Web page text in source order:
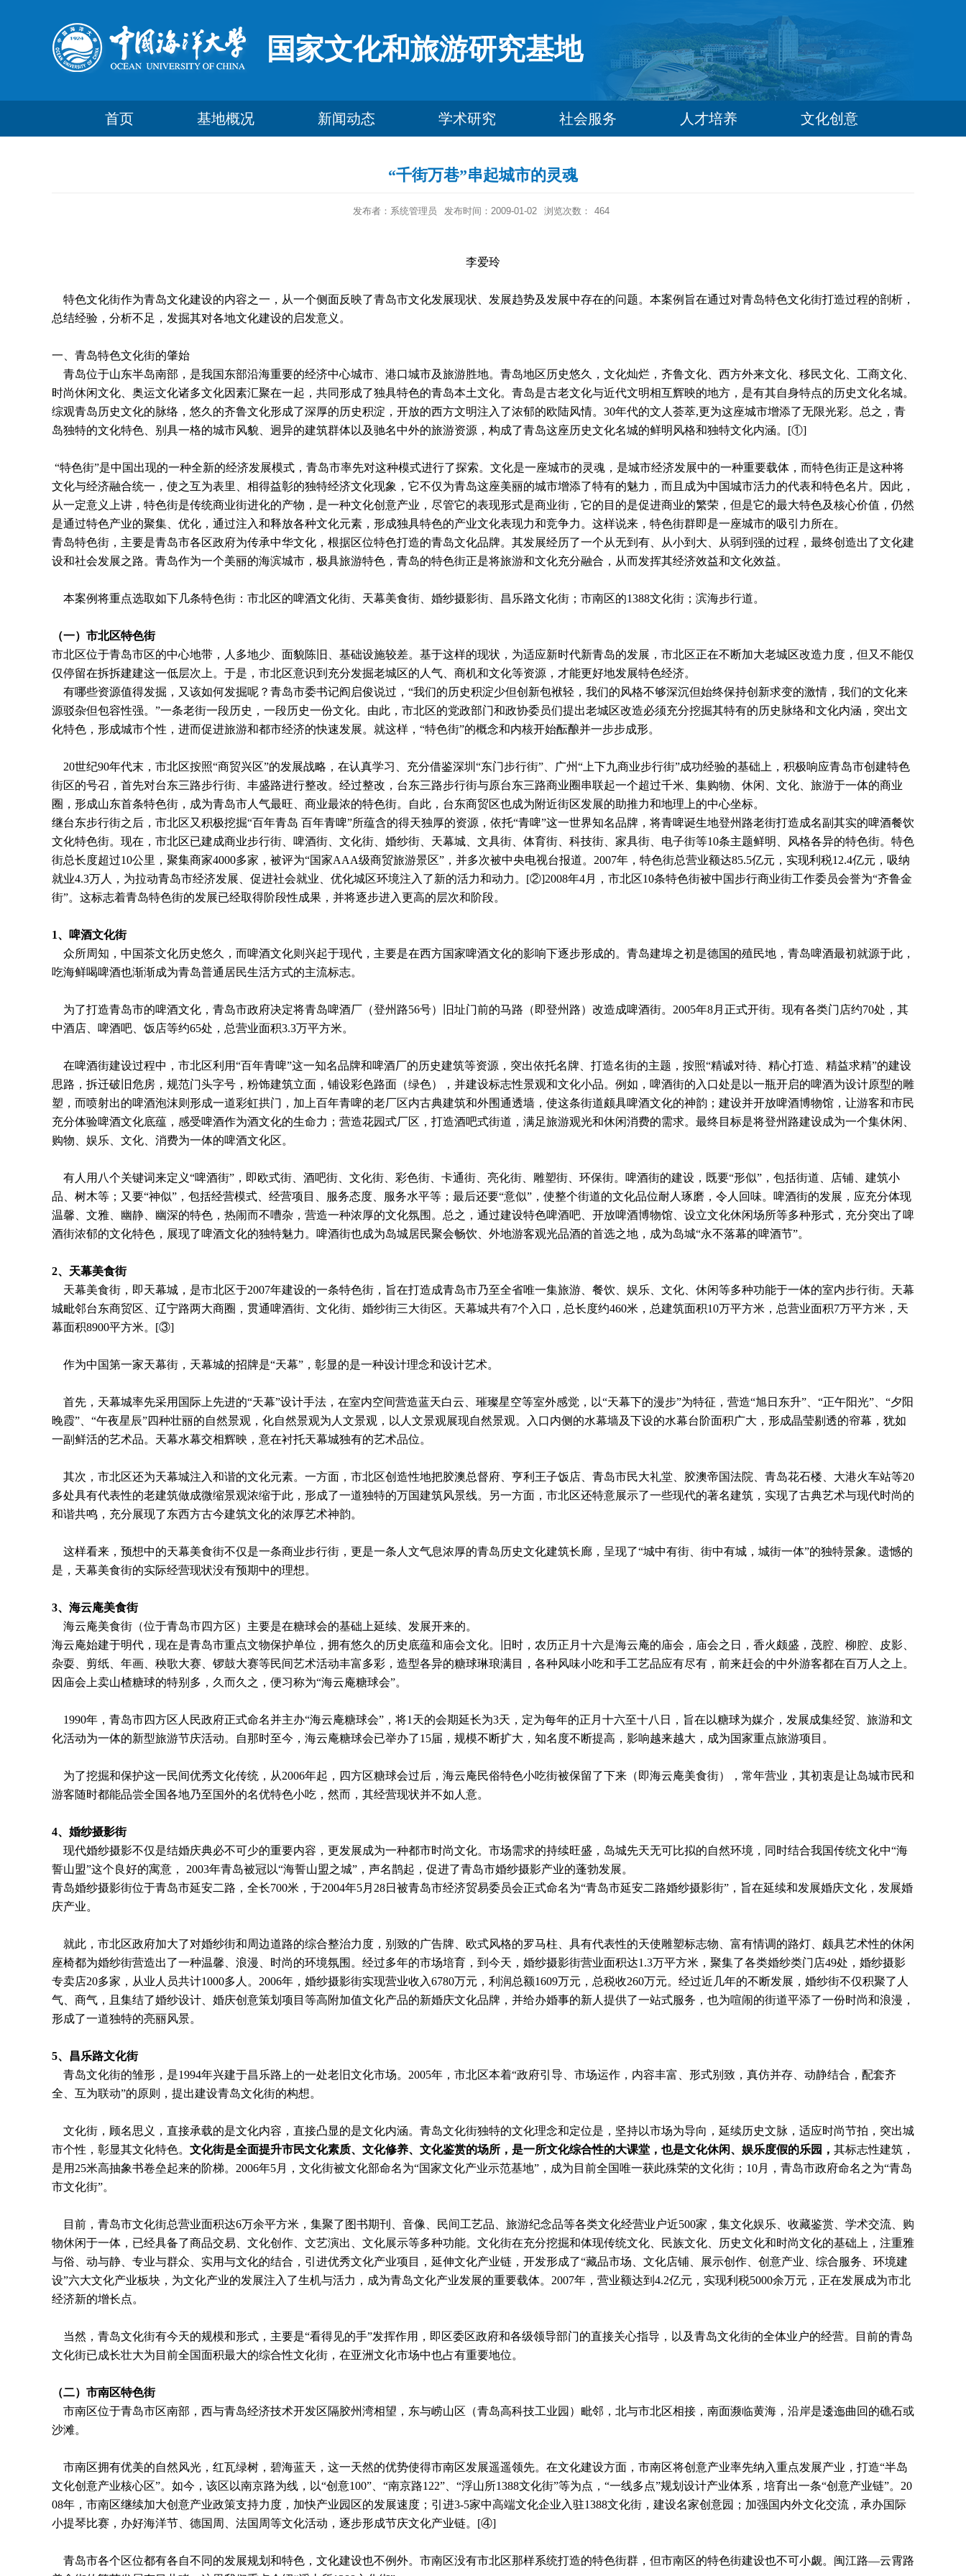
国家文化和旅游研究基地
首页 基地概况 新闻动态 学术研究 社会服务 人才培养 文化创意
“千街万巷”串起城市的灵魂
发布者：系统管理员 发布时间：2009-01-02 浏览次数： 464
李爱玲
特色文化街作为青岛文化建设的内容之一，从一个侧面反映了青岛市文化发展现状、发展趋势及发展中存在的问题。本案例旨在通过对青岛特色文化街打造过程的剖析，
总结经验，分析不足，发掘其对各地文化建设的启发意义。
一、青岛特色文化街的肇始
青岛位于山东半岛南部，是我国东部沿海重要的经济中心城市、港口城市及旅游胜地。青岛地区历史悠久，文化灿烂，齐鲁文化、西方外来文化、移民文化、工商文化、
时尚休闲文化、奥运文化诸多文化因素汇聚在一起，共同形成了独具特色的青岛本土文化。青岛是古老文化与近代文明相互辉映的地方，是有其自身特点的历史文化名城。
综观青岛历史文化的脉络，悠久的齐鲁文化形成了深厚的历史积淀，开放的西方文明注入了浓郁的欧陆风情。30年代的文人荟萃,更为这座城市增添了无限光彩。总之，青
岛独特的文化特色、别具一格的城市风貌、迥异的建筑群体以及驰名中外的旅游资源，构成了青岛这座历史文化名城的鲜明风格和独特文化内涵。 [①]
“特色街”是中国出现的一种全新的经济发展模式，青岛市率先对这种模式进行了探索。文化是一座城市的灵魂，是城市经济发展中的一种重要载体，而特色街正是这种将
文化与经济融合统一，使之互为表里、相得益彰的独特经济文化现象，它不仅为青岛这座美丽的城市增添了特有的魅力，而且成为中国城市活力的代表和特色名片。因此，
从一定意义上讲，特色街是传统商业街进化的产物，是一种文化创意产业，尽管它的表现形式是商业街，它的目的是促进商业的繁荣，但是它的最大特色及核心价值，仍然
是通过特色产业的聚集、优化，通过注入和释放各种文化元素，形成独具特色的产业文化表现力和竞争力。这样说来，特色街群即是一座城市的吸引力所在。
青岛特色街，主要是青岛市各区政府为传承中华文化，根据区位特色打造的青岛文化品牌。其发展经历了一个从无到有、从小到大、从弱到强的过程，最终创造出了文化建
设和社会发展之路。青岛作为一个美丽的海滨城市，极具旅游特色，青岛的特色街正是将旅游和文化充分融合，从而发挥其经济效益和文化效益。
本案例将重点选取如下几条特色街：市北区的啤酒文化街、天幕美食街、婚纱摄影街、昌乐路文化街；市南区的1388文化街；滨海步行道。
（一）市北区特色街
市北区位于青岛市区的中心地带，人多地少、面貌陈旧、基础设施较差。基于这样的现状，为适应新时代新青岛的发展，市北区正在不断加大老城区改造力度，但又不能仅
仅停留在拆拆建建这一低层次上。于是，市北区意识到充分发掘老城区的人气、商机和文化等资源，才能更好地发展特色经济。
有哪些资源值得发掘，又该如何发掘呢？青岛市委书记阎启俊说过，“我们的历史积淀少但创新包袱轻，我们的风格不够深沉但始终保持创新求变的激情，我们的文化来
源驳杂但包容性强。”一条老街一段历史，一段历史一份文化。由此，市北区的党政部门和政协委员们提出老城区改造必须充分挖掘其特有的历史脉络和文化内涵，突出文
化特色，形成城市个性，进而促进旅游和都市经济的快速发展。就这样，“特色街”的概念和内核开始酝酿并一步步成形。
20世纪90年代末，市北区按照“商贸兴区”的发展战略，在认真学习、充分借鉴深圳“东门步行街”、广州“上下九商业步行街”成功经验的基础上，积极响应青岛市创建特色
街区的号召，首先对台东三路步行街、丰盛路进行整改。经过整改，台东三路步行街与原台东三路商业圈串联起一个超过千米、集购物、休闲、文化、旅游于一体的商业
圈，形成山东首条特色街，成为青岛市人气最旺、商业最浓的特色街。自此，台东商贸区也成为附近街区发展的助推力和地理上的中心坐标。
继台东步行街之后，市北区又积极挖掘“百年青岛 百年青啤”所蕴含的得天独厚的资源，依托“青啤”这一世界知名品牌，将青啤诞生地登州路老街打造成名副其实的啤酒餐饮
文化特色街。现在，市北区已建成商业步行街 、啤酒街、文化街、 婚纱街 天幕城 文具街 体育街 科技街 家具街 电子街等10条主题鲜明、风格各异的特色街。特色
街总长度超过10公里，聚集商家4000多家，被评为“国家AAA级商贸旅游景区”，并多次被中央电视台报道。2007年，特色街总营业额达85.5亿元，实现利税12.4亿元，吸纳
就业4.3万人，为拉动青岛市经济发展、促进社会就业、优化城区环境注入了新的活力和动力。 [②]2008年4月，市北区10条特色街被中国步行商业街工作委员会誉为“齐鲁金
街”。这标志着青岛特色街的发展已经取得阶段性成果，并将逐步进入更高的层次和阶段。
1、啤酒文化街
众所周知，中国茶文化历史悠久，而啤酒文化则兴起于现代，主要是在西方国家啤酒文化的影响下逐步形成的。青岛建埠之初是德国的殖民地，青岛啤酒最初就源于此，
吃海鲜喝啤酒也渐渐成为青岛普通居民生活方式的主流标志。
为了打造青岛市的啤酒文化，青岛市政府决定将青岛啤酒厂（登州路56号）旧址门前的马路（即登州路）改造成啤酒街。2005年8月正式开街。现有各类门店约70处，其
中酒店、啤酒吧、饭店等约65处，总营业面积3.3万平方米。
在啤酒街建设过程中，市北区利用“百年青啤”这一知名品牌和啤酒厂的历史建筑等资源，突出依托名牌、打造名街的主题，按照“精诚对待、精心打造、精益求精”的建设
思路，拆迁破旧危房，规范门头字号，粉饰建筑立面，铺设彩色路面（绿色），并建设标志性景观和文化小品。例如，啤酒街的入口处是以一瓶开启的啤酒为设计原型的雕
塑，而喷射出的啤酒泡沫则形成一道彩虹拱门，加上百年青啤的老厂区内古典建筑和外围通透墙，使这条街道颇具啤酒文化的神韵；建设并开放啤酒博物馆，让游客和市民
充分体验啤酒文化底蕴，感受啤酒作为酒文化的生命力；营造花园式厂区，打造酒吧式街道，满足旅游观光和休闲消费的需求。最终目标是将登州路建设成为一个集休闲、
购物、娱乐、文化、消费为一体的啤酒文化区。
有人用八个关键词来定义“啤酒街”，即欧式街、酒吧街、文化街、彩色街、卡通街、亮化街、雕塑街、环保街。啤酒街的建设，既要“形似”，包括街道、店铺、建筑小
品、树木等；又要“神似”，包括经营模式、经营项目、服务态度、服务水平等；最后还要“意似”，使整个街道的文化品位耐人琢磨，令人回味。啤酒街的发展，应充分体现
温馨、文雅、幽静、幽深的特色，热闹而不嘈杂，营造一种浓厚的文化氛围。总之，通过建设特色啤酒吧、开放啤酒博物馆、设立文化休闲场所等多种形式，充分突出了啤
酒街浓郁的文化特色，展现了啤酒文化的独特魅力。啤酒街也成为岛城居民聚会畅饮、外地游客观光品酒的首选之地，成为岛城“永不落幕的啤酒节”。
2、天幕美食街
天幕美食街，即天幕城，是市北区于2007年建设的一条特色街，旨在打造成青岛市乃至全省唯一集旅游、餐饮、娱乐、文化、休闲等多种功能于一体的室内步行街。天幕
城毗邻台东商贸区、辽宁路两大商圈，贯通啤酒街、文化街、婚纱街三大街区。天幕城共有7个入口，总长度约460米，总建筑面积10万平方米，总营业面积7万平方米，天
幕面积8900平方米。 [③]
作为中国第一家天幕街，天幕城的招牌是“天幕”，彰显的是一种设计理念和设计艺术。
首先，天幕城率先采用国际上先进的“天幕”设计手法，在室内空间营造蓝天白云、璀璨星空等室外感觉，以“天幕下的漫步”为特征，营造“旭日东升”、“正午阳光”、“夕阳
晚霞”、“午夜星辰”四种壮丽的自然景观，化自然景观为人文景观，以人文景观展现自然景观。入口内侧的水幕墙及下设的水幕台阶面积广大，形成晶莹剔透的帘幕，犹如
一副鲜活的艺术品。天幕水幕交相辉映，意在衬托天幕城独有的艺术品位。
其次，市北区还为天幕城注入和谐的文化元素。一方面，市北区创造性地把胶澳总督府、亨利王子饭店、青岛市民大礼堂、胶澳帝国法院、青岛花石楼、大港火车站等20
多处具有代表性的老建筑做成微缩景观浓缩于此，形成了一道独特的万国建筑风景线。另一方面，市北区还特意展示了一些现代的著名建筑，实现了古典艺术与现代时尚的
和谐共鸣，充分展现了东西方古今建筑文化的浓厚艺术神韵。
这样看来，预想中的天幕美食街不仅是一条商业步行街，更是一条人文气息浓厚的青岛历史文化建筑长廊，呈现了“城中有街、街中有城，城街一体”的独特景象。遗憾的
是，天幕美食街的实际经营现状没有预期中的理想。
3、海云庵美食街
海云庵美食街（位于青岛市四方区）主要是在糖球会的基础上延续、发展开来的。
海云庵始建于明代，现在是青岛市重点文物保护单位，拥有悠久的历史底蕴和庙会文化。旧时，农历正月十六是海云庵的庙会，庙会之日，香火颇盛，茂腔、柳腔、皮影、
杂耍、剪纸、年画、秧歌大赛、锣鼓大赛等民间艺术活动丰富多彩，造型各异的糖球琳琅满目，各种风味小吃和手工艺品应有尽有，前来赶会的中外游客都在百万人之上。
因庙会上卖山楂糖球的特别多，久而久之，便习称为“海云庵糖球会”。
1990年，青岛市四方区人民政府正式命名并主办“海云庵糖球会”，将1天的会期延长为3天，定为每年的正月十六至十八日，旨在以糖球为媒介，发展成集经贸、旅游和文
化活动为一体的新型旅游节庆活动。自那时至今，海云庵糖球会已举办了15届，规模不断扩大，知名度不断提高，影响越来越大，成为国家重点旅游项目。
为了挖掘和保护这一民间优秀文化传统，从2006年起，四方区糖球会过后，海云庵民俗特色小吃街被保留了下来（即海云庵美食街），常年营业，其初衷是让岛城市民和
游客随时都能品尝全国各地乃至国外的名优特色小吃，然而，其经营现状并不如人意。
4、婚纱摄影街
现代婚纱摄影不仅是结婚庆典必不可少的重要内容，更发展成为一种都市时尚文化。市场需求的持续旺盛，岛城先天无可比拟的自然环境，同时结合我国传统文化中“海
誓山盟”这个良好的寓意， 2003年青岛被冠以“海誓山盟之城”，声名鹊起，促进了青岛市婚纱摄影产业的蓬勃发展。
青岛婚纱摄影街位于青岛市延安二路，全长700米，于2004年5月28日被青岛市经济贸易委员会正式命名为“青岛市延安二路婚纱摄影街”，旨在延续和发展婚庆文化，发展婚
庆产业。
就此，市北区政府加大了对婚纱街和周边道路的综合整治力度，别致的广告牌、欧式风格的罗马柱、具有代表性的天使雕塑标志物、富有情调的路灯、颇具艺术性的休闲
座椅都为婚纱街营造出了一种温馨、浪漫、时尚的环境氛围。经过多年的市场培育，到今天，婚纱摄影街营业面积达1.3万平方米，聚集了各类婚纱类门店49处，婚纱摄影
专卖店20多家，从业人员共计1000多人。2006年，婚纱摄影街实现营业收入6780万元，利润总额1609万元，总税收260万元。经过近几年的不断发展，婚纱街不仅积聚了人
气、商气，且集结了婚纱设计、婚庆创意策划项目等高附加值文化产品的新婚庆文化品牌，并给办婚事的新人提供了一站式服务，也为喧闹的街道平添了一份时尚和浪漫，
形成了一道独特的亮丽风景。
5、昌乐路文化街
青岛文化街的雏形，是1994年兴建于昌乐路上的一处老旧文化市场。2005年，市北区本着“政府引导、市场运作，内容丰富、形式别致，真仿并存、动静结合，配套齐
全、互为联动”的原则，提出建设青岛文化街的构想。
文化街，顾名思义，直接承载的是文化内容，直接凸显的是文化内涵。青岛文化街独特的文化理念和定位是，坚持以市场为导向，延续历史文脉，适应时尚节拍，突出城
市个性，彰显其文化特色。 文化街是全面提升市民文化素质、文化修养、文化鉴赏的场所，是一所文化综合性的大课堂，也是文化休闲、娱乐度假的乐园， 其标志性建筑，
是用25米高抽象书卷垒起来的阶梯。2006年5月，文化街被文化部命名为“国家文化产业示范基地”，成为目前全国唯一获此殊荣的文化街；10月，青岛市政府命名之为“青岛
市文化街”。
目前，青岛市文化街总营业面积达6万余平方米，集聚了图书期刊、音像、民间工艺品、旅游纪念品等各类文化经营业户近500家，集文化娱乐、 收藏鉴赏、学术交流、购
物休闲于一体，已经具备了商品交易、文化创作、文艺演出、文化展示等多种功能。文化街在充分挖掘和体现传统文化、民族文化、历史文化和时尚文化的基础上，注重雅
与俗、动与静、专业与群众、实用与文化的结合，引进优秀文化产业项目，延伸文化产业链，开发形成了“藏品市场、文化店铺、展示创作、创意产业、综合服务、环境建
设”六大文化产业板块，为文化产业的发展注入了生机与活力，成为青岛文化产业发展的重要载体。2007年，营业额达到4.2亿元，实现利税5000余万元，正在发展成为市北
经济新的增长点。
当然，青岛文化街有今天的规模和形式，主要是“看得见的手”发挥作用，即区委区政府和各级领导部门的直接关心指导，以及青岛文化街的全体业户的经营。目前的青岛
文化街已成长壮大为目前全国面积最大的综合性文化街，在亚洲文化市场中也占有重要地位。
（二）市南区特色街
市南区位于青岛市区南部，西与青岛经济技术开发区隔胶州湾相望，东与崂山区（青岛高科技工业园）毗邻，北与市北区相接，南面濒临黄海，沿岸是逶迤曲回的礁石或
沙滩。
市南区拥有优美的自然风光，红瓦绿树，碧海蓝天，这一天然的优势使得市南区发展遥遥领先。在文化建设方面，市南区将创意产业率先纳入重点发展产业，打造“半岛
文化创意产业核心区”。如今，该区以南京路为线，以“创意100”、“南京路122”、“浮山所1388文化街”等为点，“一线多点”规划设计产业体系，培育出一条“创意产业链”。20
08年，市南区继续加大创意产业政策支持力度，加快产业园区的发展速度；引进3-5家中高端文化企业入驻1388文化街，建设名家创意园；加强国内外文化交流，承办国际
小提琴比赛，办好海洋节、德国周、法国周等文化活动，逐步形成节庆文化产业链。 [④]
青岛市各个区位都有各自不同的发展规划和特色，文化建设也不例外。市南区没有市北区那样系统打造的特色街群，但市南区的特色街建设也不可小觑。闽江路—云霄路